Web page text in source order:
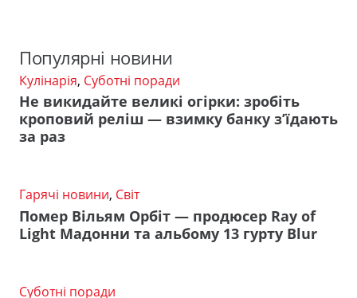
Популярні новини
Кулінарія, Суботні поради
Не викидайте великі огірки: зробіть
кроповий реліш — взимку банку з’їдають
за раз
Гарячі новини, Світ
Помер Вільям Орбіт — продюсер Ray of
Light Мадонни та альбому 13 гурту Blur
Суботні поради